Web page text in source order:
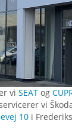
vi SEAT og
vi
10 i